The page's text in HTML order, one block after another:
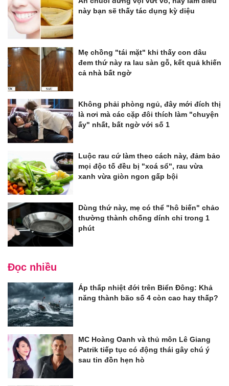
này bạn sẽ thấy tác dụng kỳ diệu
Mẹ chồng "tái mặt" khi thấy con dâu
đem thứ này ra lau sàn gỗ, kết quả khiến
cả nhà bất ngờ
Không phải phòng ngủ, đây mới đích thị
là nơi mà các cặp đôi thích làm "chuyện
ấy" nhất, bất ngờ với số 1
Luộc rau cứ làm theo cách này, đảm bảo
mọi độc tố đều bị "xoá sổ", rau vừa
xanh vừa giòn ngon gấp bội
Dùng thứ này, mẹ có thể "hô biến" chảo
thường thành chống dính chỉ trong 1
phút
Đọc nhiều
Áp thấp nhiệt đới trên Biển Đông: Khả
năng thành bão số 4 còn cao hay thấp?
MC Hoàng Oanh và thủ môn Lê Giang
Patrik tiếp tục có động thái gây chú ý
sau tin đồn hẹn hò